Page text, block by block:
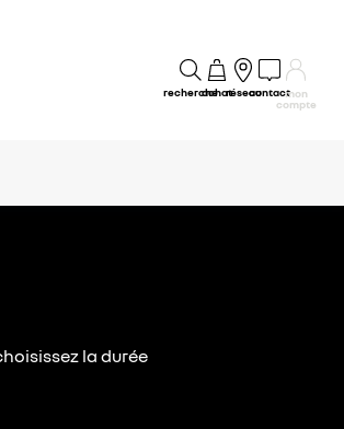
rechercheachatréseaucontactmon
compte
la durée